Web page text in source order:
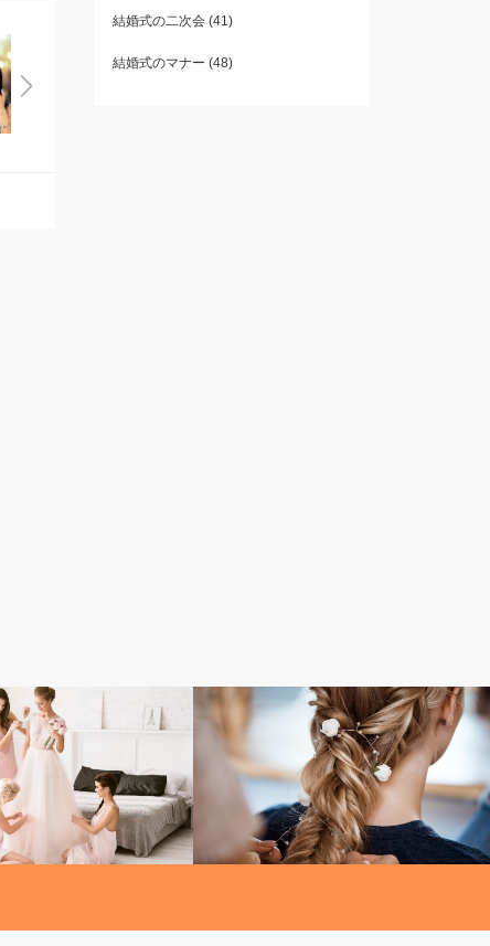
結婚式の二次会(41)
結婚式のマナー (48)